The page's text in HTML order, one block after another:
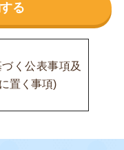
る
く公表事項及
置く事項)
または書面以外